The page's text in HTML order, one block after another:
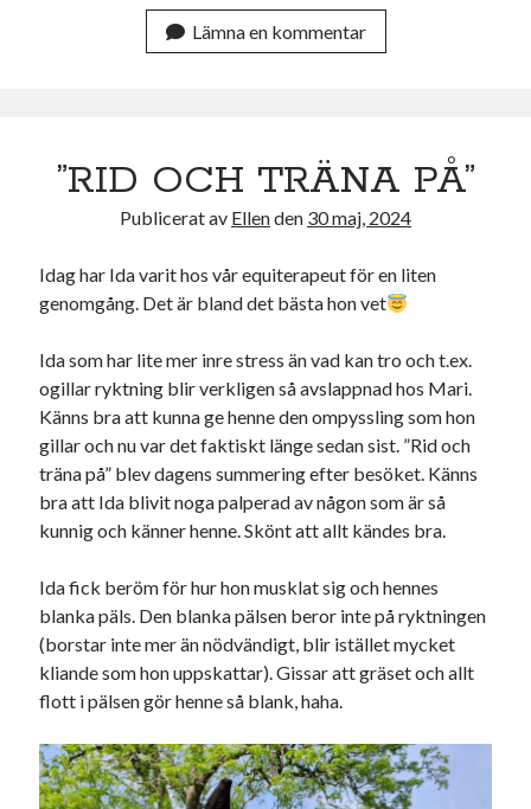
Senaste kommentarerna
EllenomSPAM
CamillaomSPAM
maj 2024
M T O T F L
S
1
2 3 4
5
6
7 8 9 10 11
12
13
14 15 16 17 18
19
20
21 22 23 24 25
26
27
28 29 30 31
Arkiv
augusti 2026
juli 2026
juni 2026
maj 2026
april 2026
Lämna en kommentar
”RID OCH TRÄNA PÅ”
Publicerat av Ellenden 30 maj, 2024
Idag har Ida varit hos vår equiterapeut för en liten
genomgång. Det är bland det bästa hon vet
Ida som har lite mer inre stress än vad kan tro och t.ex.
ogillar ryktning blir verkligen så avslappnad hos Mari.
Känns bra att kunna ge henne den ompyssling som hon
gillar och nu var det faktiskt länge sedan sist. ”Rid och
träna på” blev dagens summering efter besöket. Känns
bra att Ida blivit noga palperad av någon som är så
kunnig och känner henne. Skönt att allt kändes bra.
Ida fick beröm för hur hon musklat sig och hennes
blanka päls. Den blanka pälsen beror inte på ryktningen
(borstar inte mer än nödvändigt, blir istället mycket
kliande som hon uppskattar). Gissar att gräset och allt
flott i pälsen gör henne så blank, haha.